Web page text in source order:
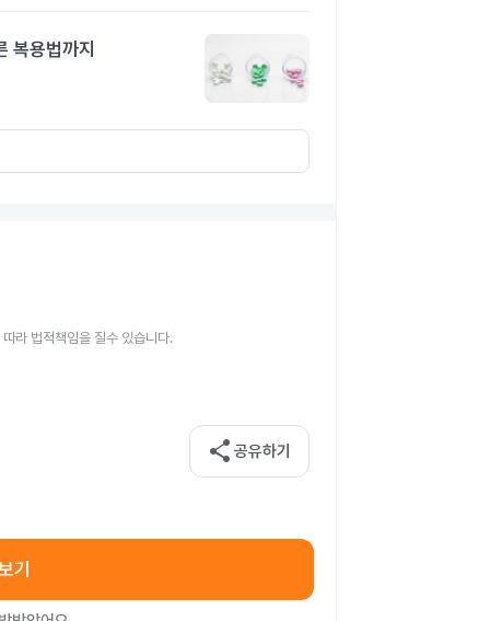
복용법까지
라 법적책임을 질수 있습니다.
share 공유하기
기